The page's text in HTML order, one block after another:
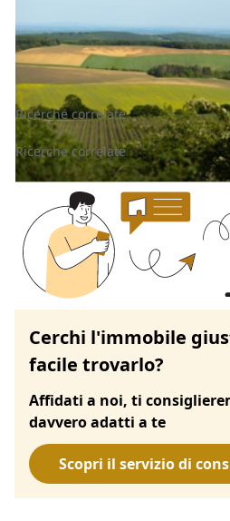
Codice asta:BN5203458
Asta chiusa
Ricerche correlate
Ricerche correlate
Cerchi l'immobile
facile trovarlo?
Affidati a noi, ti
davvero adatti a te
Scopri il servizio di